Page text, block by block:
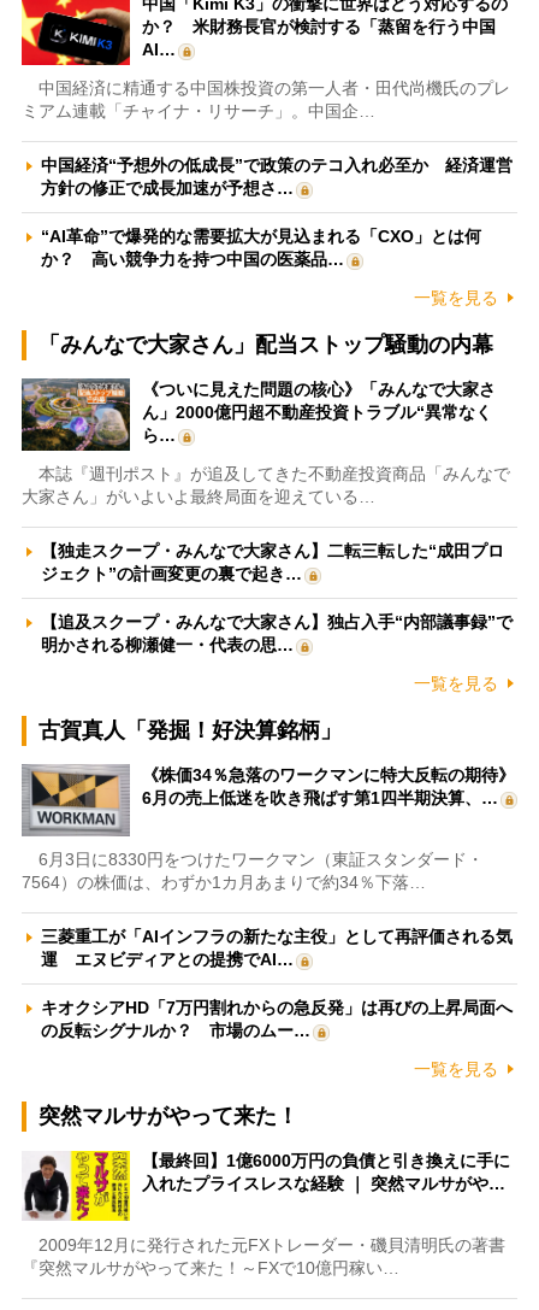
か？ 米財務長官が検討する「蒸留を行う中国
AI…
中国経済に精通する中国株投資の第一人者・田代尚機氏のプレ
ミアム連載「チャイナ・リサーチ」。中国企…
中国経済“予想外の低成長”で政策のテコ入れ必至か 経済運営
方針の修正で成長加速が予想さ…
“AI革命”で爆発的な需要拡大が見込まれる「CXO」とは何
か？ 高い競争力を持つ中国の医薬品…
一覧を見る
「みんなで大家さん」配当ストップ騒動の内幕
《ついに見えた問題の核心》「みんなで大家さ
ん」2000億円超不動産投資トラブル“異常なく
ら…
本誌『週刊ポスト』が追及してきた不動産投資商品「みんなで
大家さん」がいよいよ最終局面を迎えている…
【独走スクープ・みんなで大家さん】二転三転した“成田プロ
ジェクト”の計画変更の裏で起き…
【追及スクープ・みんなで大家さん】独占入手“内部議事録”で
明かされる柳瀬健一・代表の思…
一覧を見る
古賀真人「発掘！好決算銘柄」
《株価34％急落のワークマンに特大反転の期待》
6月の売上低迷を吹き飛ばす第1四半期決算、…
6月3日に8330円をつけたワークマン（東証スタンダード・
7564）の株価は、わずか1カ月あまりで約34％下落…
三菱重工が「AIインフラの新たな主役」として再評価される気
運 エヌビディアとの提携でAI…
キオクシアHD「7万円割れからの急反発」は再びの上昇局面へ
の反転シグナルか？ 市場のムー…
一覧を見る
突然マルサがやって来た！
【最終回】1億6000万円の負債と引き換えに手に
入れたプライスレスな経験 ｜ 突然マルサがや…
2009年12月に発行された元FXトレーダー・磯貝清明氏の著書
『突然マルサがやって来た！～FXで10億円稼い…